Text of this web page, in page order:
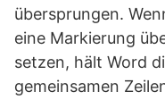
übersprungen.
eine Markierung
setzen, hält Word
gemeinsamen